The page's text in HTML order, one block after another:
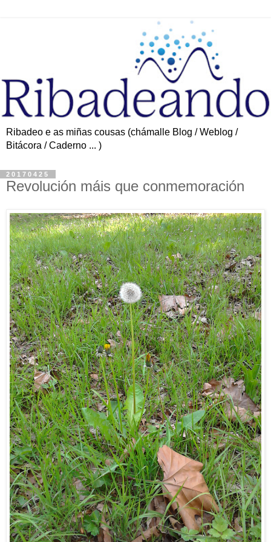
Ribadeo e as miñas cousas (chámalle Blog / Weblog /
Bitácora / Caderno ... )
20170425
Revolución máis que conmemoración